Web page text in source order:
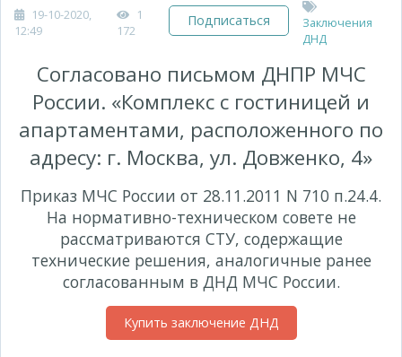
19-10-2020,
12:49
1
172
Подписаться
Заключения
ДНД
Согласовано письмом ДНПР МЧС
России. «Комплекс с гостиницей и
апартаментами, расположенного по
адресу: г. Москва, ул. Довженко, 4»
Приказ МЧС России от 28.11.2011 N 710 п.24.4.
На нормативно-техническом совете не
рассматриваются СТУ, содержащие
технические решения, аналогичные ранее
согласованным в ДНД МЧС России.
Купить заключение ДНД